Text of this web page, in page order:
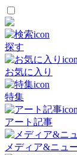
探す
お気に入り
特集
アート記事
メディア&ニュ